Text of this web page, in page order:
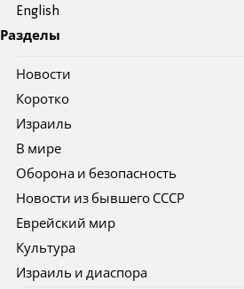
English
Разделы
Новости
Коротко
Израиль
В мире
Оборона и безопасность
Новости из бывшего СССР
Еврейский мир
Культура
Израиль и диаспора